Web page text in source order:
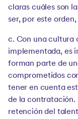
claras cuáles son
ser, por este
c. Con una cultura
implementada, es
forman parte de
comprometidos
tener en cuenta
de la contratación.
retención del